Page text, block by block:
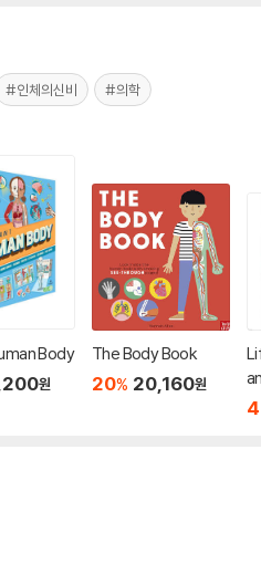
#인체의신비 #의학
Body
원
The Body Book
20% 20,160원